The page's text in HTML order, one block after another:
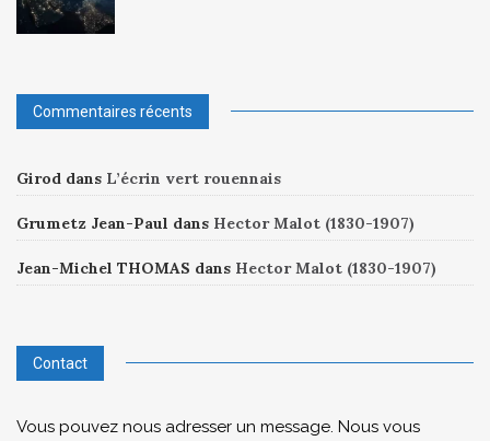
Commentaires récents
Girod dans L’écrin vert rouennais
Grumetz Jean-Paul dans Hector Malot (1830-1907)
Jean-Michel THOMAS dans Hector Malot (1830-1907)
Contact
Vous pouvez nous adresser un message. Nous vous